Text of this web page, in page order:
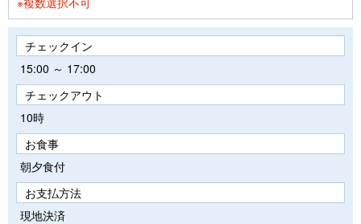
チェックイン
15:00 ～ 17:00
チェックアウト
10時
お食事
朝夕食付
お支払方法
現地決済